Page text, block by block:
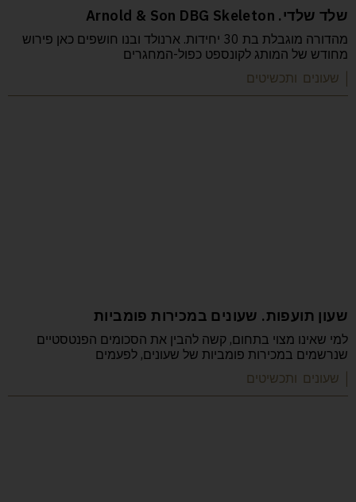
שלד שלדי. Arnold & Son DBG Skeleton
מהדורה מוגבלת בת 30 יחידות. ארנולד ובנו חושפים כאן פירוש
מחודש של המותג לקונספט כפול-המחגרים
| שעונים ותכשיטים
שעון תועפות. שעונים במכירות פומביות
למי שאינו מצוי בתחום, קשה להבין את הסכומים הפנטסטיים
שנרשמים במכירות פומביות של שעונים, לפעמים
| שעונים ותכשיטים